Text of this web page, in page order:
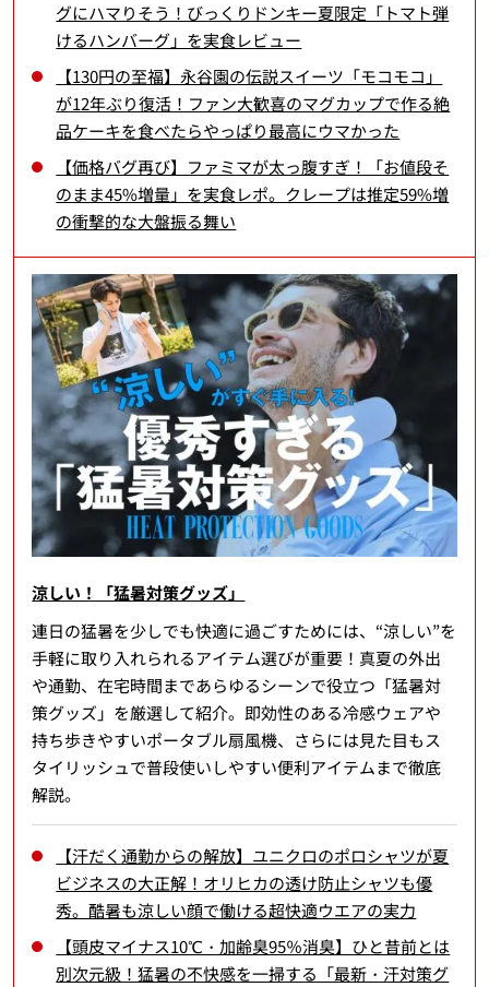
グにハマりそう！びっくりドンキー夏限定「トマト弾
けるハンバーグ」を実食レビュー
【130円の至福】永谷園の伝説スイーツ「モコモコ」
が12年ぶり復活！ファン大歓喜のマグカップで作る絶
品ケーキを食べたらやっぱり最高にウマかった
【価格バグ再び】ファミマが太っ腹すぎ！「お値段そ
のまま45%増量」を実食レポ。クレープは推定59%増
の衝撃的な大盤振る舞い
涼しい！「猛暑対策グッズ」
連日の猛暑を少しでも快適に過ごすためには、“涼しい”を
手軽に取り入れられるアイテム選びが重要！真夏の外出
や通勤、在宅時間まであらゆるシーンで役立つ「猛暑対
策グッズ」を厳選して紹介。即効性のある冷感ウェアや
持ち歩きやすいポータブル扇風機、さらには見た目もス
タイリッシュで普段使いしやすい便利アイテムまで徹底
解説。
【汗だく通勤からの解放】ユニクロのポロシャツが夏
ビジネスの大正解！オリヒカの透け防止シャツも優
秀。酷暑も涼しい顔で働ける超快適ウエアの実力
【頭皮マイナス10℃・加齢臭95％消臭】ひと昔前とは
別次元級！猛暑の不快感を一掃する「最新・汗対策グ